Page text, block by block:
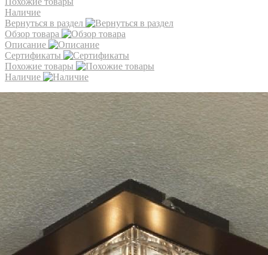
Наличие
Вернуться в раздел
Обзор товара
Описание
Сертификаты
Похожие товары
Наличие